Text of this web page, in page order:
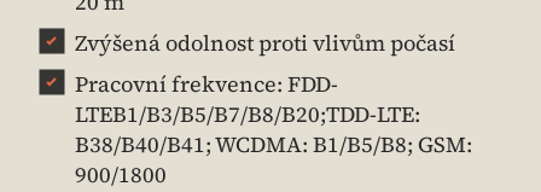
Zvýšená odolnost proti vlivům počasí
Pracovní frekvence: FDD-
LTEB1/B3/B5/B7/B8/B20;TDD-LTE:
B38/B40/B41; WCDMA: B1/B5/B8; GSM:
900/1800